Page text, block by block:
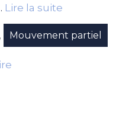
Lire la suite
, Mouvement partiel